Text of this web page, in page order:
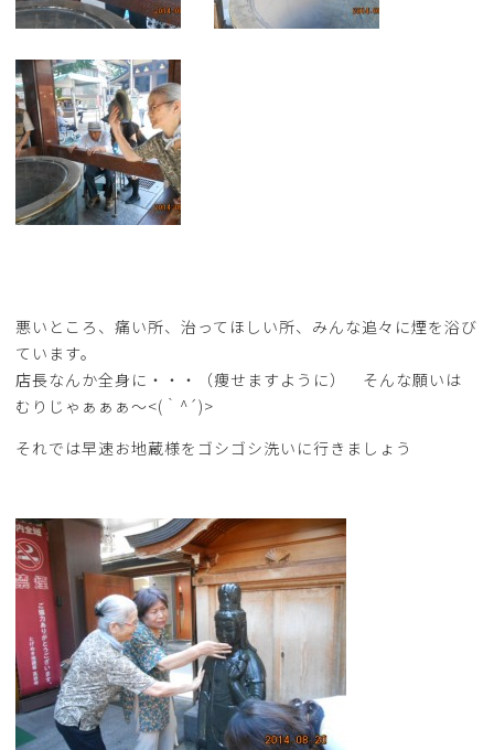
悪いところ、痛い所、治ってほしい所、みんな追々に煙を浴び
ています。
店長なんか全身に・・・（痩せますように） そんな願いは
むりじゃぁぁぁ～<(｀^´)>
それでは早速お地蔵様をゴシゴシ洗いに行きましょう